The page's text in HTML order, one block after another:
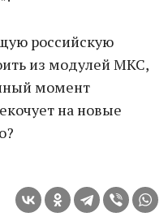
российскую
из модулей МКС,
момент
на новые